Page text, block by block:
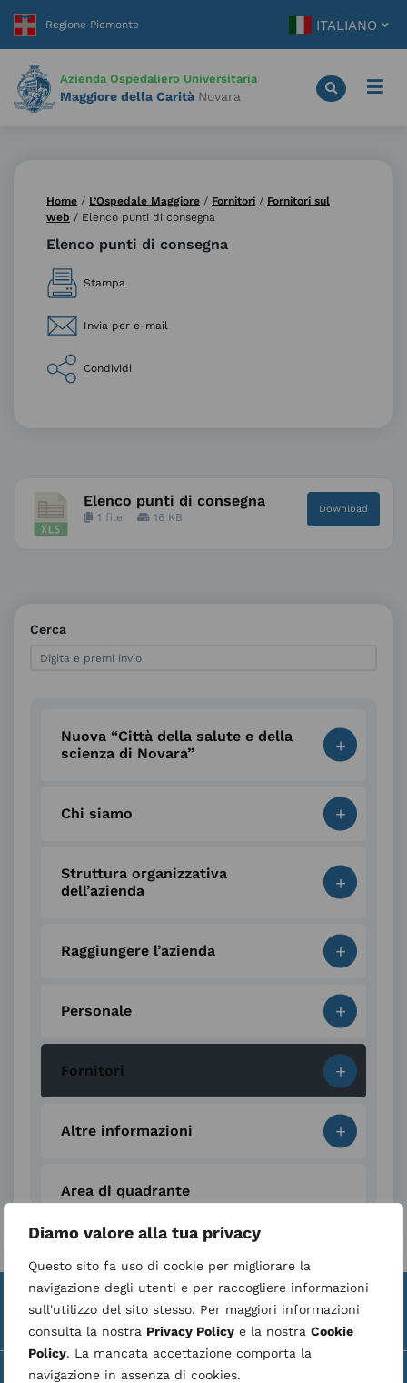
Diamo valore alla tua privacy
Questo sito fa uso di cookie per migliorare la
navigazione degli utenti e per raccogliere informazioni
sull'utilizzo del sito stesso. Per maggiori informazioni
consulta la nostra Privacy Policy e la nostra Cookie
Policy. La mancata accettazione comporta la
navigazione in assenza di cookies.
contenuto
ITALIANO
Azienda Ospedaliero Universitaria
Maggiore della Carità Novara
Home / L’Ospedale Maggiore / Fornitori / Fornitori sul
web / Elenco punti di consegna
Elenco punti di consegna
Stampa
Invia per e-mail
Condividi
Elenco punti di consegna
1 file 16 KB
Download
Cerca
+
Nuova “Città della salute e della
scienza di Novara”
+
Chi siamo
+
Struttura organizzativa
dell’azienda
+
Raggiungere l’azienda
+
Personale
+
Fornitori
+
Altre informazioni
Area di quadrante
Valuta la struttura| Whistleblower
Ultimo aggiornamento:06 August 2026